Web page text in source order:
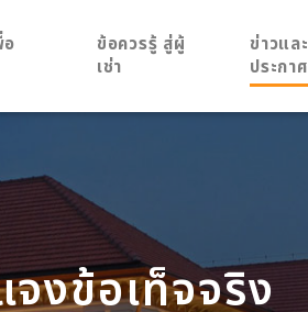
อ
ข้อควรรู้ สู่ผู้
เช่า
ข่าวและ
ประกาศ
จงข้อเท็จจริง